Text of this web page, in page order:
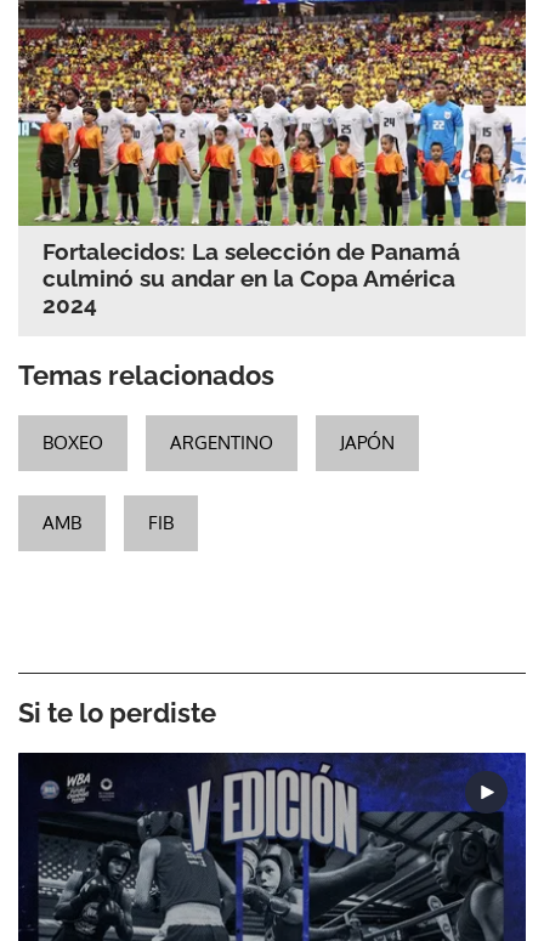
Fortalecidos: La selección de Panamá
culminó su andar en la Copa América
2024
Temas relacionados
BOXEO ARGENTINO JAPÓN
AMB FIB
Si te lo perdiste